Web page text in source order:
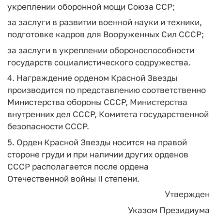
укреплении оборонной мощи Союза ССР;
за заслуги в развитии военной науки и техники,
подготовке кадров для Вооруженных Сил СССР;
за заслуги в укреплении обороноспособности
государств социалистического содружества.
4. Награждение орденом Красной Звезды
производится по представлению соответственно
Министерства обороны СССР, Министерства
внутренних дел СССР, Комитета государственной
безопасности СССР.
5. Орден Красной Звезды носится на правой
стороне груди и при наличии других орденов
СССР располагается после ордена
Отечественной войны II степени.
Утвержден
Указом Президиума